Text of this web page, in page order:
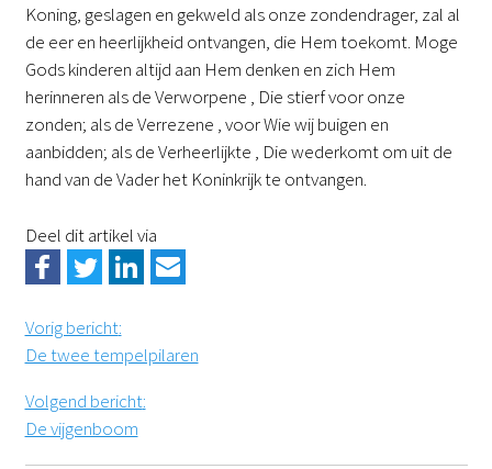
Koning, geslagen en gekweld als onze zondendrager, zal al
de eer en heerlijkheid ontvangen, die Hem toekomt. Moge
Gods kinderen altijd aan Hem denken en zich Hem
herinneren als de Verworpene , Die stierf voor onze
zonden; als de Verrezene , voor Wie wij buigen en
aanbidden; als de Verheerlijkte , Die wederkomt om uit de
hand van de Vader het Koninkrijk te ontvangen.
Deel dit artikel via
Vorig bericht:
De twee tempelpilaren
Volgend bericht:
De vijgenboom